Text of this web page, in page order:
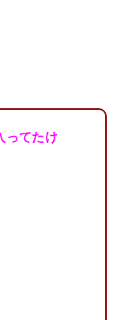
ってたけ